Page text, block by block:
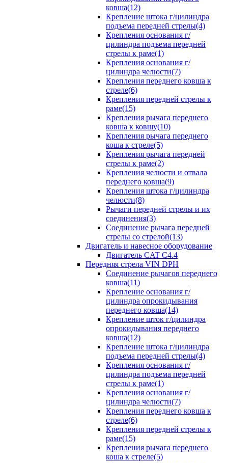
ковша(12)
Крепление штока г/цилиндра
подъема передней стрелы(4)
Крепления основания г/
цилиндра подъема передней
стрелы к раме(1)
Крепления основания г/
цилиндра челюсти(7)
Крепления переднего ковша к
стреле(6)
Крепления передней стрелы к
раме(15)
Крепления рычага переднего
ковша к ковшу(10)
Крепления рычага переднего
коша к стреле(5)
Крепления рычага передней
стрелы к раме(2)
Крепления челюсти и отвала
переднего ковша(9)
Крепления штока г/цилиндра
челюсти(8)
Рычаги передней стрелы и их
соединения(3)
Соединение рычага передней
стрелы со стрелой(13)
Двигатель и навесное оборудование
Двигатель CAT C4.4
Передняя стрела VIN DPH
Cоединение рычагов переднего
ковша(11)
Крепление основания г/
цилиндра опрокидывания
переднего ковша(14)
Крепление шток г/цилиндра
опрокидывания переднего
ковша(12)
Крепление штока г/цилиндра
подъема передней стрелы(4)
Крепления основания г/
цилиндра подъема передней
стрелы к раме(1)
Крепления основания г/
цилиндра челюсти(7)
Крепления переднего ковша к
стреле(6)
Крепления передней стрелы к
раме(15)
Крепления рычага переднего
коша к стреле(5)